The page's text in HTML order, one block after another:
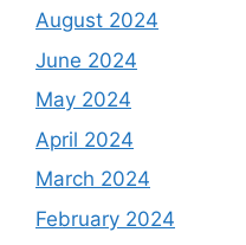
August 2024
June 2024
May 2024
April 2024
March 2024
February 2024